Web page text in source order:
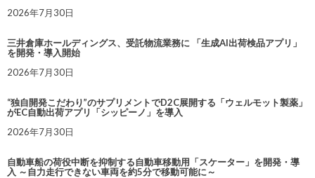
2026年7月30日
三井倉庫ホールディングス、受託物流業務に 「生成AI出荷検品アプリ」
を開発・導入開始
2026年7月30日
“独自開発こだわり”のサプリメントでD2C展開する「ウェルモット製薬」
がEC自動出荷アプリ「シッピーノ」を導入
2026年7月30日
自動車船の荷役中断を抑制する自動車移動用「スケーター」を開発・導
入 ～自力走行できない車両を約5分で移動可能に～